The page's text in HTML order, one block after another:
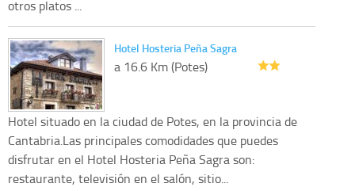
otros platos ...
Hotel Hosteria Peña Sagra
a 16.6 Km (Potes)
Hotel situado en la ciudad de Potes, en la provincia de
Cantabria.Las principales comodidades que puedes
disfrutar en el Hotel Hosteria Peña Sagra son:
restaurante, televisión en el salón, sitio...